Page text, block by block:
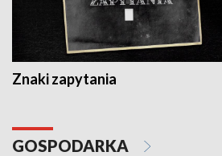
Znaki zapytania
GOSPODARKA